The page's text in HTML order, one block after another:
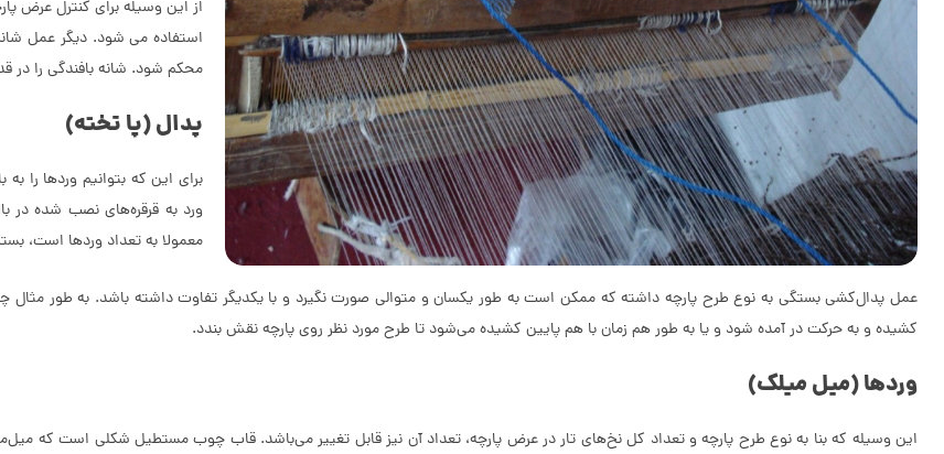
از این وسیله برای کنترل عرض
استفاده می شود. دیگر عمل
محکم شود. شانه بافندگی را در
پدال (پا تخته)
برای این که بتوانیم وردها را
ورد به قرقره‌های نصب شده در
معمولا به تعداد وردها است،
عمل پدال‌کشی بستگی به نوع طرح پارچه داشته که ممکن است به طور یکسان و متوالی صورت نگیرد و با یکدیگر تفاوت داشته باشد. به طور
کشیده و به حرکت در آمده شود و یا به طور هم زمان با هم پایین کشیده می‌شود تا طرح مورد نظر روی پارچه نقش بندد.
وردها (میل میلک)
این وسیله که بنا به نوع طرح پارچه و تعداد کل نخ‌های تار در عرض پارچه، تعداد آن نیز قابل تغییر می‌باشد. قاب چوب مستطیل شکلی است که